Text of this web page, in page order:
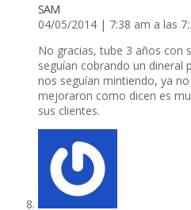
SAM
04/05/2014 | 7:38 am a las
No gracias, tube 3 años con
seguí­an cobrando un dineral
nos seguí­an mintiendo, ya
mejoraron como dicen es
sus clientes.